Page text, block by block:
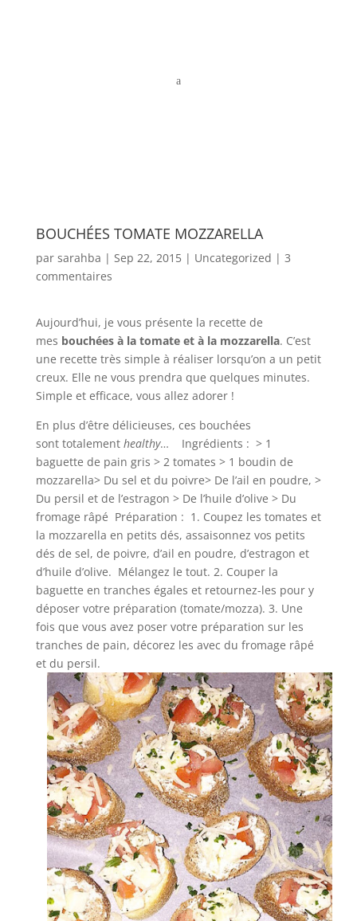
a
BOUCHÉES TOMATE MOZZARELLA
par sarahba | Sep 22, 2015| Uncategorized | 3
commentaires
Aujourd’hui, je vous présente la recette de
mes bouchées à la tomate et à la mozzarella. C’est
une recette très simple à réaliser lorsqu’on a un petit
creux. Elle ne vous prendra que quelques minutes.
Simple et efficace, vous allez adorer !
En plus d’être délicieuses, ces bouchées
sont totalement healthy… Ingrédients : > 1
baguette de pain gris > 2 tomates > 1 boudin de
mozzarella> Du sel et du poivre> De l’ail en poudre, >
Du persil et de l’estragon > De l’huile d’olive > Du
fromage râpé Préparation : 1. Coupez les tomates et
la mozzarella en petits dés, assaisonnez vos petits
dés de sel, de poivre, d’ail en poudre, d’estragon et
d’huile d’olive. Mélangez le tout. 2. Couper la
baguette en tranches égales et retournez-les pour y
déposer votre préparation (tomate/mozza). 3. Une
fois que vous avez poser votre préparation sur les
tranches de pain, décorez les avec du fromage râpé
et du persil.